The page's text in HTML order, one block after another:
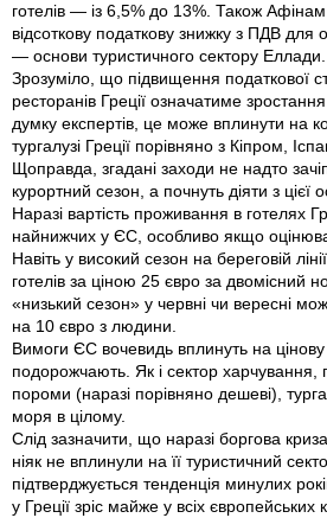
готелів — із 6,5% до 13%. Також
відсоткову податкову знижку з ПДВ для
— основи туристичного сектору Еллади.
Зрозуміло, що підвищення податкової
ресторанів Греції означатиме зростання
думку експертів, це може вплинути на
тургалузі Греції порівняно з Кіпром,
Щоправда, згадані заходи не надто
курортний сезон, а почнуть діяти з цієї
Наразі вартість проживання в готелях
найнижчих у ЄС, особливо якщо
Навіть у високий сезон на береговій
готелів за ціною 25 євро за двомісний
«низький сезон» у червні чи вересні
на 10 євро з людини.
Вимоги ЄС вочевидь вплинуть на цінову
подорожчають. Як і сектор харчування,
пороми (наразі порівняно дешеві),
моря в цілому.
Слід зазначити, що наразі боргова
ніяк не вплинули на її туристичний
підтверджується тенденція минулих
у Греції зріс майже у всіх європейських